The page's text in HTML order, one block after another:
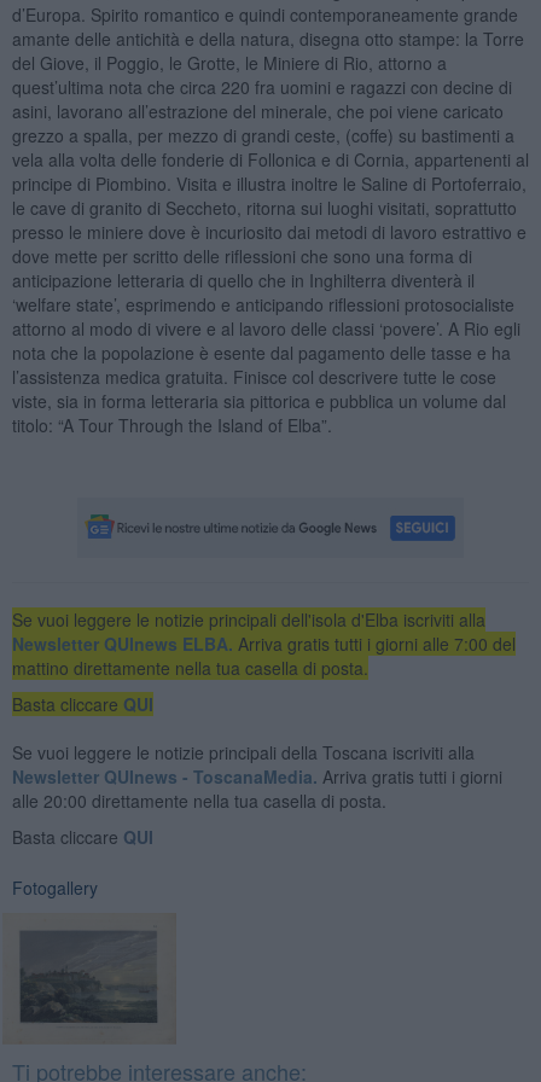
d’Europa. Spirito romantico e quindi contemporaneamente grande
amante delle antichità e della natura, disegna otto stampe: la Torre
del Giove, il Poggio, le Grotte, le Miniere di Rio, attorno a
quest’ultima nota che circa 220 fra uomini e ragazzi con decine di
asini, lavorano all’estrazione del minerale, che poi viene caricato
grezzo a spalla, per mezzo di grandi ceste, (coffe) su bastimenti a
vela alla volta delle fonderie di Follonica e di Cornia, appartenenti al
principe di Piombino. Visita e illustra inoltre le Saline di Portoferraio,
le cave di granito di Seccheto, ritorna sui luoghi visitati, soprattutto
presso le miniere dove è incuriosito dai metodi di lavoro estrattivo e
dove mette per scritto delle riflessioni che sono una forma di
anticipazione letteraria di quello che in Inghilterra diventerà il
‘welfare state’, esprimendo e anticipando riflessioni protosocialiste
attorno al modo di vivere e al lavoro delle classi ‘povere’. A Rio egli
nota che la popolazione è esente dal pagamento delle tasse e ha
l’assistenza medica gratuita. Finisce col descrivere tutte le cose
viste, sia in forma letteraria sia pittorica e pubblica un volume dal
titolo: “A Tour Through the Island of Elba”.
Se vuoi leggere le notizie principali dell'isola d'Elba iscriviti alla
Newsletter QUInews ELBA. Arriva gratis tutti i giorni alle 7:00 del
mattino direttamente nella tua casella di posta.
Basta cliccare QUI
Se vuoi leggere le notizie principali della Toscana iscriviti alla
Newsletter QUInews - ToscanaMedia. Arriva gratis tutti i giorni
alle 20:00 direttamente nella tua casella di posta.
Basta cliccare QUI
Fotogallery
Ti potrebbe interessare anche: